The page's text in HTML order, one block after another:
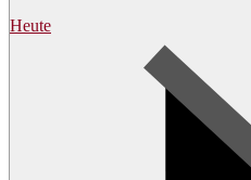
Heute